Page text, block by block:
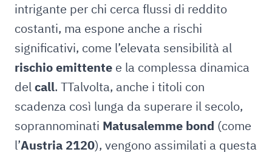
intrigante per chi cerca flussi di reddito
costanti, ma espone anche a rischi
significativi, come l’elevata sensibilità al
rischio emittente e la complessa dinamica
delcall. TTalvolta, anche i titoli con
scadenza così lunga da superare il secolo,
soprannominati Matusalemme bond (come
l’Austria 2120), vengono assimilati a questa